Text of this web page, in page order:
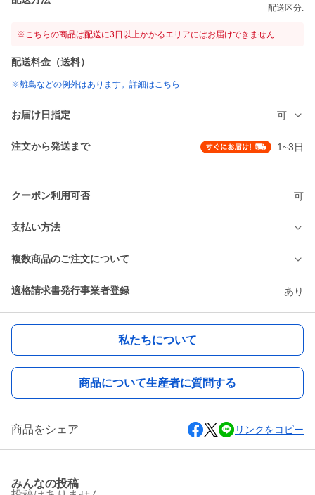
配送区分:
※こちらの商品は配送に3日以上かかるエリアにはお届けできません
配送料金（送料）
※離島などの例外はあります。詳細はこちら
お届け日指定 可
注文から発送まで 1~3日
クーポン利用可否 可
支払い方法
複数商品のご注文について
適格請求書発行事業者登録 あり
私たちについて
商品について生産者に質問する
商品をシェア リンクをコピー
みんなの投稿